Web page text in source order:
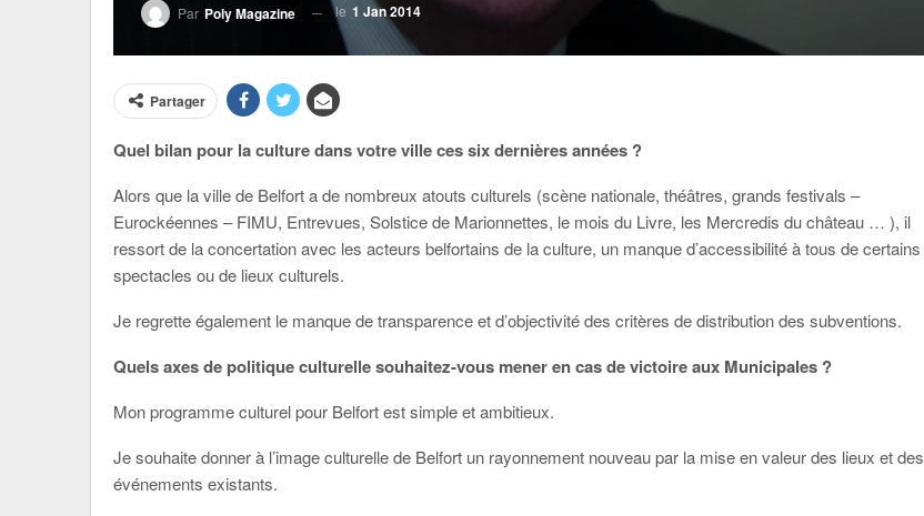
Par Poly Magazine le 1 Jan 2014
Partager
Quel bilan pour la culture dans votre ville ces six dernières années ?
Alors que la ville de Belfort a de nombreux atouts culturels (scène nationale, théâtres, grands festivals –
Eurockéennes – FIMU, Entrevues, Solstice de Marionnettes, le mois du Livre, les Mercredis du château … ), il
ressort de la concertation avec les acteurs belfortains de la culture, un manque d’accessibilité à tous de certains
spectacles ou de lieux culturels.
Je regrette également le manque de transparence et d’objectivité des critères de distribution des subventions.
Quels axes de politique culturelle souhaitez-vous mener en cas de victoire aux Municipales ?
Mon programme culturel pour Belfort est simple et ambitieux.
Je souhaite donner à l’image culturelle de Belfort un rayonnement nouveau par la mise en valeur des lieux et des
événements existants.